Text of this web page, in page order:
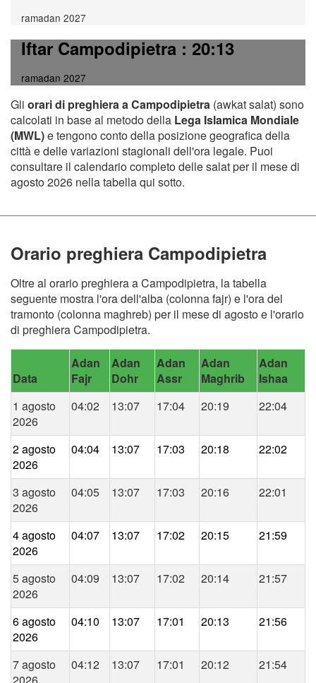
ramadan 2027
Iftar Campodipietra: 20:13
ramadan 2027
Gli orari di preghiera a Campodipietra (awkat salat) sono
calcolati in base al metodo della Lega Islamica Mondiale
(MWL)e tengono conto della posizione geografica della
città e delle variazioni stagionali dell'ora legale. Puoi
consultare il calendario completo delle salat per il mese di
agosto 2026 nella tabella qui sotto.
Orario preghiera Campodipietra
Oltre al orario preghiera a Campodipietra, la tabella
seguente mostra l'ora dell'alba (colonna fajr) e l'ora del
tramonto (colonna maghreb) per il mese di agosto e l'orario
di preghiera Campodipietra.
Data
Adan
Fajr
Adan
Dohr
Adan
Assr
Adan
Maghrib
Adan
Ishaa
1 agosto
2026
04:02 13:07 17:04 20:19 22:04
2 agosto
2026
04:04 13:07 17:03 20:18 22:02
3 agosto
2026
04:05 13:07 17:03 20:16 22:01
4 agosto
2026
04:07 13:07 17:02 20:15 21:59
5 agosto
2026
04:09 13:07 17:02 20:14 21:57
6 agosto
2026
04:10 13:07 17:01 20:13 21:56
7 agosto
04:12 13:07 17:01 20:12 21:54